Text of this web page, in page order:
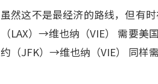
虽然这不是最经济的路线，但有
（LAX）→维也纳（VIE） 需要
约（JFK）→维也纳（VIE） 同样